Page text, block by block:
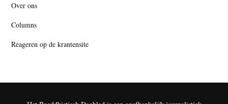
Over ons
Columns
Reageren op de krantensite